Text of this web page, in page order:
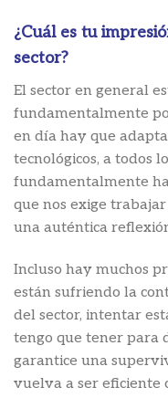
¿Cuál es tu
sector?
El sector en general
fundamentalmente
en día hay que
tecnológicos, a todos
fundamentalmente
que nos exige
una auténtica
Incluso hay muchos
están sufriendo la
del sector, intentar
tengo que tener para
garantice una
vuelva a ser eficiente